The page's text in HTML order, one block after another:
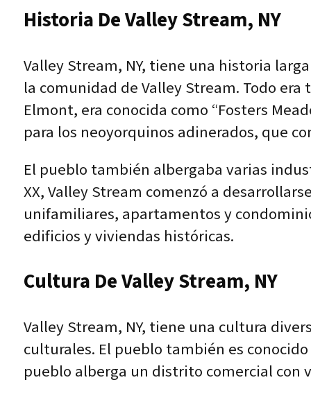
Historia De Valley Stream, NY
Valley Stream, NY, tiene una historia
la comunidad de Valley Stream. Todo
Elmont, era conocida como “Fosters
para los neoyorquinos adinerados, que
El pueblo también albergaba varias
XX, Valley Stream comenzó a
unifamiliares, apartamentos y
edificios y viviendas históricas.
Cultura De Valley Stream, NY
Valley Stream, NY, tiene una cultura
culturales. El pueblo también es
pueblo alberga un distrito comercial